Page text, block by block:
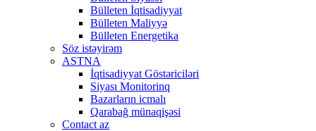
Bülleten İqtisadiyyat
Bülleten Maliyyə
Bülleten Energetika
Söz istəyirəm
ASTNA
İqtisadiyyat Göstəriciləri
Siyası Monitorinq
Bazarların icmalı
Qarabağ münaqişəsi
Contact az